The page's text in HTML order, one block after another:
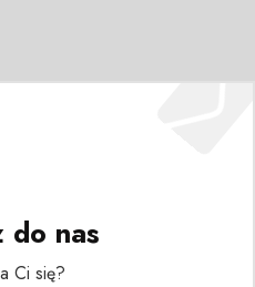
do nas
Ci się?